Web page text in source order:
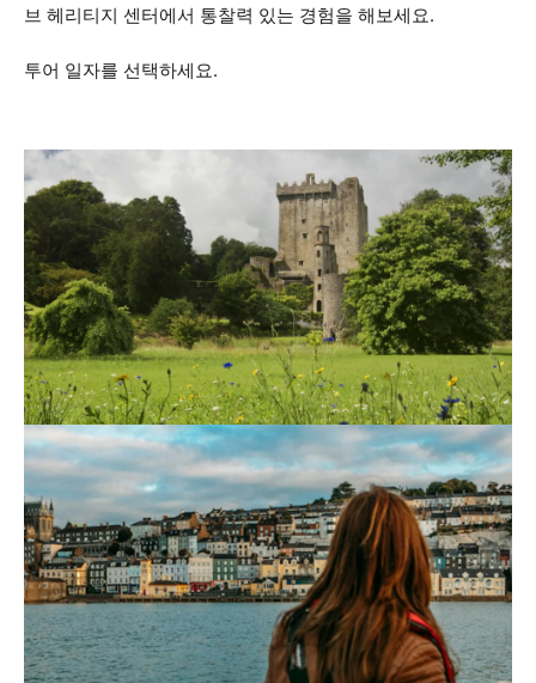
브 헤리티지 센터에서 통찰력 있는 경험을 해보세요.
투어 일자를 선택하세요.